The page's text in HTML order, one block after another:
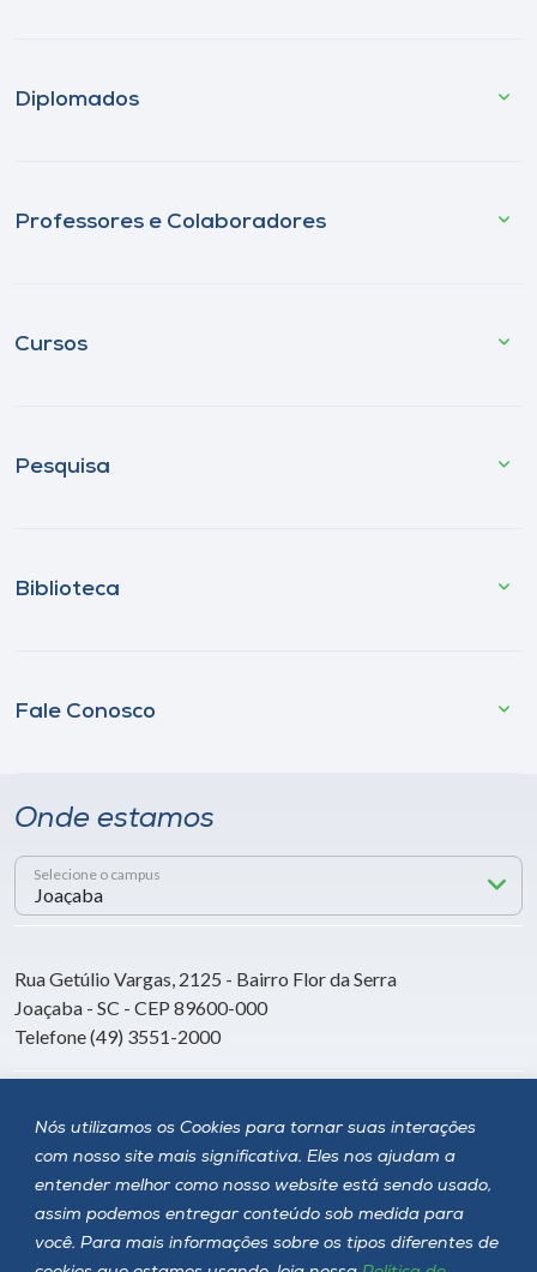
Nós utilizamos os Cookies para tornar suas interações
com nosso site mais significativa. Eles nos ajudam a
entender melhor como nosso website está sendo usado,
assim podemos entregar conteúdo sob medida para
você. Para mais informações sobre os tipos diferentes de
Diplomados
Professores e Colaboradores
Cursos
Pesquisa
Biblioteca
Fale Conosco
Onde estamos
Selecione o campus
Rua Getúlio Vargas, 2125 - Bairro Flor da Serra
Joaçaba - SC - CEP 89600-000
Telefone (49) 3551-2000
Siga a Unoesc